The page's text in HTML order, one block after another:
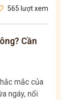
565 lượt xem
Cần
mắc của
ngáy, nổi